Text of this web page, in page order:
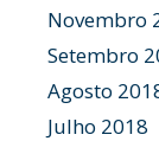
Novembro
Setembro
Agosto
Julho 2018